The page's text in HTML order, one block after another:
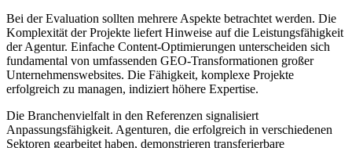
Bei der Evaluation sollten mehrere Aspekte betrachtet werden. Die
Komplexität der Projekte liefert Hinweise auf die Leistungsfähigkeit
der Agentur. Einfache Content-Optimierungen unterscheiden sich
fundamental von umfassenden GEO-Transformationen großer
Unternehmenswebsites. Die Fähigkeit, komplexe Projekte
erfolgreich zu managen, indiziert höhere Expertise.
Die Branchenvielfalt in den Referenzen signalisiert
Anpassungsfähigkeit. Agenturen, die erfolgreich in verschiedenen
Sektoren gearbeitet haben, demonstrieren transferierbare